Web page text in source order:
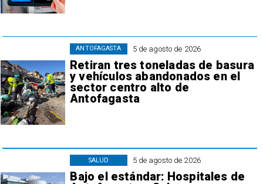
5 de agosto de 2026
Retiran tres toneladas de basura
y vehículos abandonados en el
sector centro alto de
Antofagasta
ANTOFAGASTA
5 de agosto de 2026
Bajo el estándar: Hospitales de
SALUD